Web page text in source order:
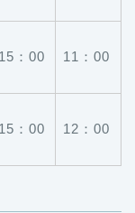
15：00 11：00
15：00 12：00